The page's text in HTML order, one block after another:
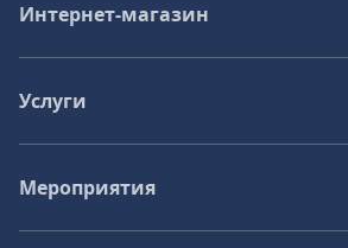
Интернет-магазин
Услуги
Мероприятия